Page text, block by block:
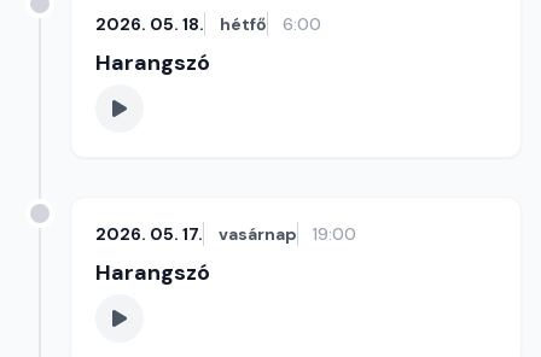
2026. 05. 18. hétfő 6:00
Harangszó
2026. 05. 17. vasárnap 19:00
Harangszó